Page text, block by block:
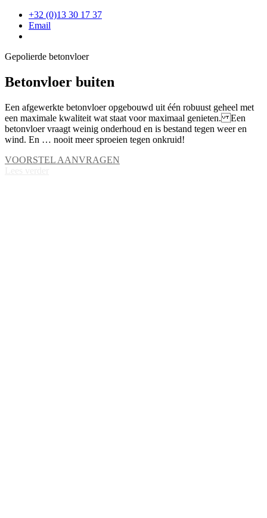
+32 (0)13 30 17 37
Email
Gepolierde betonvloer
Betonvloer buiten
Een afgewerkte betonvloer opgebouwd uit één robuust geheel met
een maximale kwaliteit wat staat voor maximaal genieten. Een
betonvloer vraagt weinig onderhoud en is bestand tegen weer en
wind. En … nooit meer sproeien tegen onkruid!
VOORSTEL AANVRAGEN